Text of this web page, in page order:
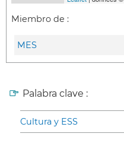
Miembro de :
MES
Palabra clave :
Cultura y ESS